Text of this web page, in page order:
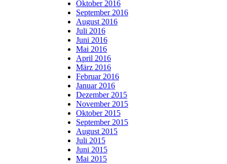
Oktober 2016
September 2016
August 2016
Juli 2016
Juni 2016
Mai 2016
April 2016
März 2016
Februar 2016
Januar 2016
Dezember 2015
November 2015
Oktober 2015
September 2015
August 2015
Juli 2015
Juni 2015
Mai 2015